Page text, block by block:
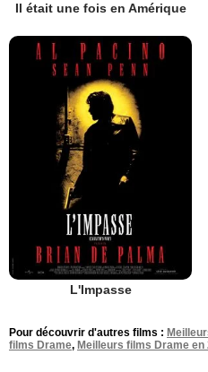
Il était une fois en Amérique
L'Impasse
Pour découvrir d'autres films :
films Drame, Meilleurs films Drame en